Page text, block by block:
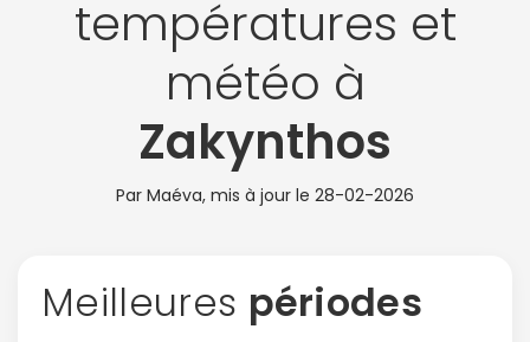
températures et
météo à
Zakynthos
Par Maéva, mis à jour le 28-02-2026
Meilleures périodes